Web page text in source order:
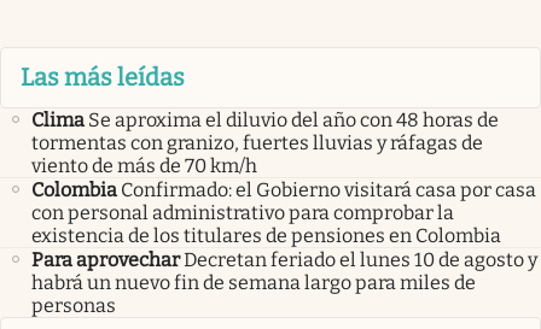
Las más leídas
Clima Se aproxima el diluvio del año con 48 horas de
tormentas con granizo, fuertes lluvias y ráfagas de
viento de más de 70 km/h
Colombia Confirmado: el Gobierno visitará casa por casa
con personal administrativo para comprobar la
existencia de los titulares de pensiones en Colombia
Para aprovecharDecretan feriado el lunes 10 de agosto y
habrá un nuevo fin de semana largo para miles de
personas